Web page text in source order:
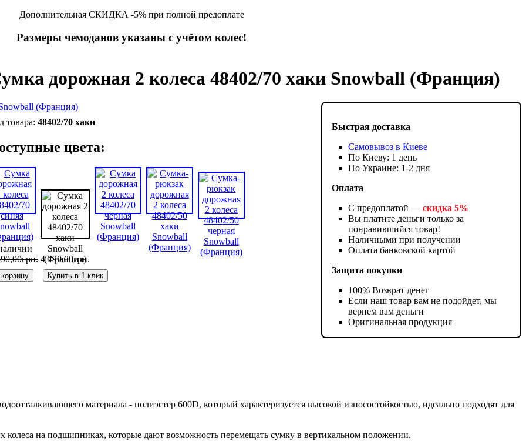
Дополнительная СКИДКА -5% при полной предоплате
Размеры чемоданов указаны с учётом колес!
дорожная 2 колеса 48402/70 хаки Snowball (Франция)
Быстрая доставка
Самовывоз в Киеве
По Киеву: 1 день
По Украине: 1-2 дня
Оплата
С предоплатой —скидка 5%
Вы платите деньги только за
понравившийся товар!
Наличными при получении
Оплата банковской картой
Защита покупки
100% Возврат денег
Если наш товар вам не подойдет, мы
вернем вам деньги
Оригинальная продукция
48402/70 хаки
цвета:
,00грн. 4 790,00грн.
Купить в 1 клик
материала - полиэстер 600D, который характеризуется высокой износостойкостью, идеально подходят для
на подшипниках, которые дают возможность перемещать сумку в вертикальном положении.